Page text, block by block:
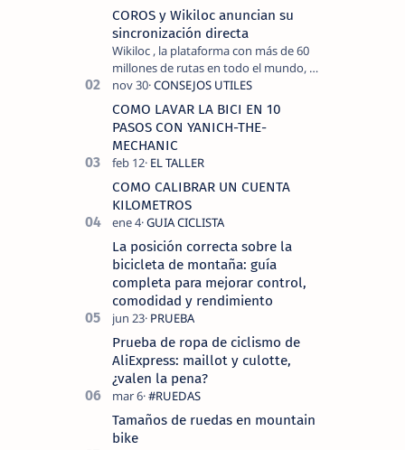
COROS y Wikiloc anuncian su
sincronización directa
Wikiloc , la plataforma con más de 60
millones de rutas en todo el mundo, y
COROS , marca de dispositivos GPS
reconocida mundialmente por su
tecnolo…
COMO LAVAR LA BICI EN 10
PASOS CON YANICH-THE-
MECHANIC
COMO CALIBRAR UN CUENTA
KILOMETROS
La posición correcta sobre la
bicicleta de montaña: guía
completa para mejorar control,
comodidad y rendimiento
Prueba de ropa de ciclismo de
AliExpress: maillot y culotte,
¿valen la pena?
Tamaños de ruedas en mountain
bike